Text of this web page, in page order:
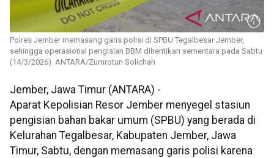
Polres Jember memasang garis polisi di SPBU Tegalbesar Jember,
sehingga operasional pengisian BBM dihentikan sementara pada Sabtu
(14/3/2026). ANTARA/Zumrotun Solichah
Jember, Jawa Timur (ANTARA) -
Aparat Kepolisian Resor Jember menyegel stasiun
pengisian bahan bakar umum (SPBU) yang berada di
Kelurahan Tegalbesar, Kabupaten Jember, Jawa
Timur, Sabtu, dengan memasang garis polisi karena